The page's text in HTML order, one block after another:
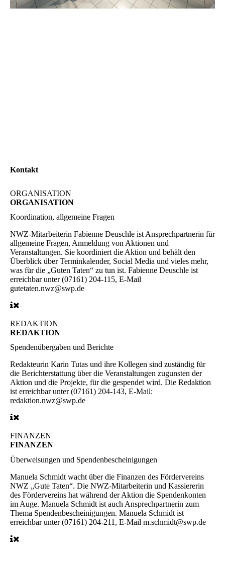
Kontakt
ORGANISATION
ORGANISATION
Koordination, allgemeine Fragen
NWZ-Mitarbeiterin Fabienne Deuschle ist Ansprechpartnerin für
allgemeine Fragen, Anmeldung von Aktionen und
Veranstaltungen. Sie koordiniert die Aktion und behält den
Überblick über Terminkalender, Social Media und vieles mehr,
was für die „Guten Taten“ zu tun ist. Fabienne Deuschle ist
erreichbar unter (07161) 204-115, E-Mail
gutetaten.nwz@swp.de
REDAKTION
REDAKTION
Spendenübergaben und Berichte
Redakteurin Karin Tutas und ihre Kollegen sind zuständig für
die Berichterstattung über die Veranstaltungen zugunsten der
Aktion und die Projekte, für die gespendet wird. Die Redaktion
ist erreichbar unter (07161) 204-143, E-Mail:
redaktion.nwz@swp.de
FINANZEN
FINANZEN
Überweisungen und Spendenbescheinigungen
Manuela Schmidt wacht über die Finanzen des Fördervereins
NWZ „Gute Taten“. Die NWZ-Mitarbeiterin und Kassiererin
des Fördervereins hat während der Aktion die Spendenkonten
im Auge. Manuela Schmidt ist auch Ansprechpartnerin zum
Thema Spendenbescheinigungen. Manuela Schmidt ist
erreichbar unter (07161) 204-211, E-Mail m.schmidt@swp.de